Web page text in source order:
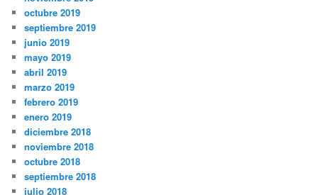
octubre 2019
septiembre 2019
junio 2019
mayo 2019
abril 2019
marzo 2019
febrero 2019
enero 2019
diciembre 2018
noviembre 2018
octubre 2018
septiembre 2018
julio 2018